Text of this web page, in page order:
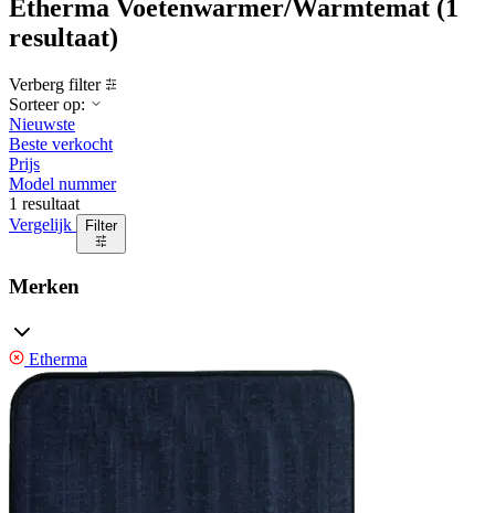
Etherma Voetenwarmer/Warmtemat (1
resultaat)
Verberg filter
Sorteer op:
Nieuwste
Beste verkocht
Prijs
Model nummer
1 resultaat
Vergelijk
Filter
Merken
Etherma